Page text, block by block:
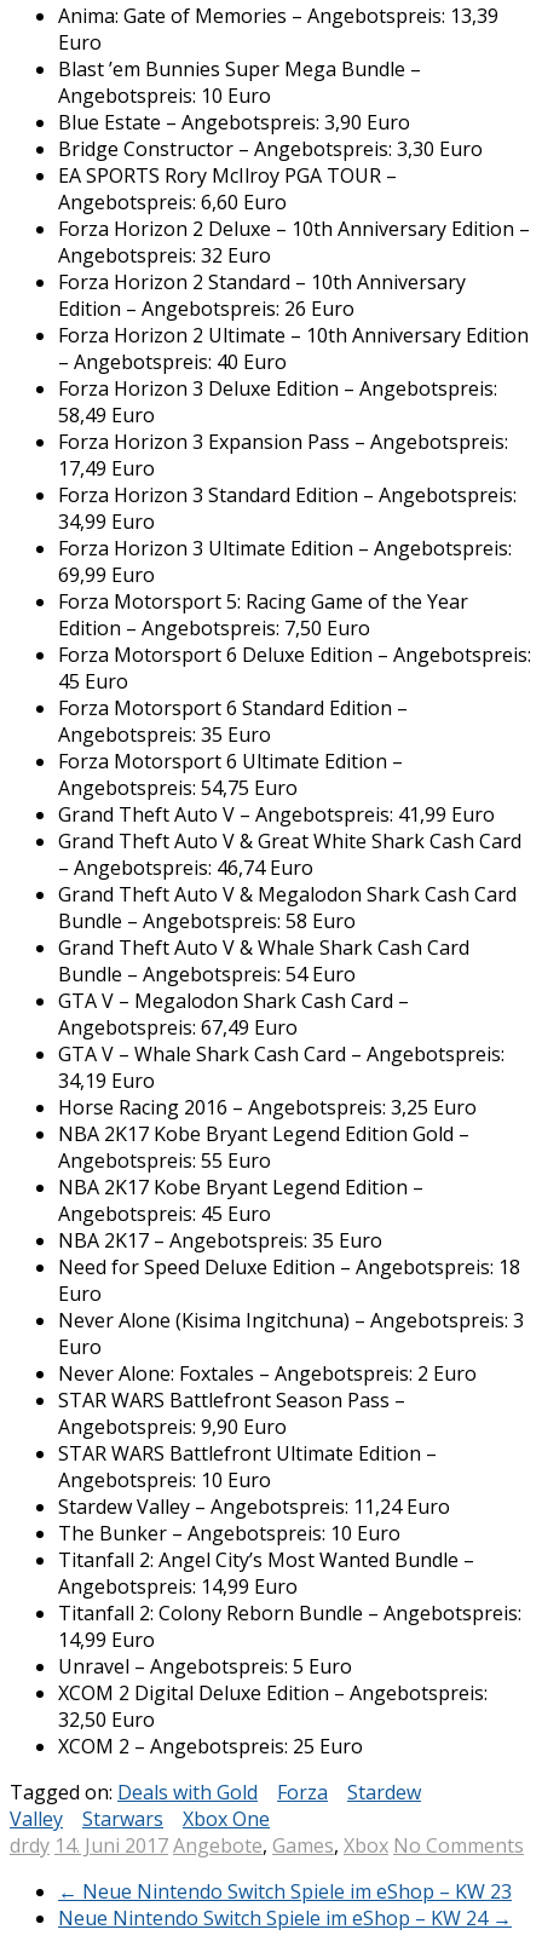
Anima: Gate of Memories – Angebotspreis: 13,39
Euro
Blast ’em Bunnies Super Mega Bundle –
Angebotspreis: 10 Euro
Blue Estate – Angebotspreis: 3,90 Euro
Bridge Constructor – Angebotspreis: 3,30 Euro
EA SPORTS Rory McIlroy PGA TOUR –
Angebotspreis: 6,60 Euro
Forza Horizon 2 Deluxe – 10th Anniversary Edition –
Angebotspreis: 32 Euro
Forza Horizon 2 Standard – 10th Anniversary
Edition – Angebotspreis: 26 Euro
Forza Horizon 2 Ultimate – 10th Anniversary Edition
– Angebotspreis: 40 Euro
Forza Horizon 3 Deluxe Edition – Angebotspreis:
58,49 Euro
Forza Horizon 3 Expansion Pass – Angebotspreis:
17,49 Euro
Forza Horizon 3 Standard Edition – Angebotspreis:
34,99 Euro
Forza Horizon 3 Ultimate Edition – Angebotspreis:
69,99 Euro
Forza Motorsport 5: Racing Game of the Year
Edition – Angebotspreis: 7,50 Euro
Forza Motorsport 6 Deluxe Edition – Angebotspreis:
45 Euro
Forza Motorsport 6 Standard Edition –
Angebotspreis: 35 Euro
Forza Motorsport 6 Ultimate Edition –
Angebotspreis: 54,75 Euro
Grand Theft Auto V – Angebotspreis: 41,99 Euro
Grand Theft Auto V & Great White Shark Cash Card
– Angebotspreis: 46,74 Euro
Grand Theft Auto V & Megalodon Shark Cash Card
Bundle – Angebotspreis: 58 Euro
Grand Theft Auto V & Whale Shark Cash Card
Bundle – Angebotspreis: 54 Euro
GTA V – Megalodon Shark Cash Card –
Angebotspreis: 67,49 Euro
GTA V – Whale Shark Cash Card – Angebotspreis:
34,19 Euro
Horse Racing 2016 – Angebotspreis: 3,25 Euro
NBA 2K17 Kobe Bryant Legend Edition Gold –
Angebotspreis: 55 Euro
NBA 2K17 Kobe Bryant Legend Edition –
Angebotspreis: 45 Euro
NBA 2K17 – Angebotspreis: 35 Euro
Need for Speed Deluxe Edition – Angebotspreis: 18
Euro
Never Alone (Kisima Ingitchuna) – Angebotspreis: 3
Euro
Never Alone: Foxtales – Angebotspreis: 2 Euro
STAR WARS Battlefront Season Pass –
Angebotspreis: 9,90 Euro
STAR WARS Battlefront Ultimate Edition –
Angebotspreis: 10 Euro
Stardew Valley – Angebotspreis: 11,24 Euro
The Bunker – Angebotspreis: 10 Euro
Titanfall 2: Angel City’s Most Wanted Bundle –
Angebotspreis: 14,99 Euro
Titanfall 2: Colony Reborn Bundle – Angebotspreis:
14,99 Euro
Unravel – Angebotspreis: 5 Euro
XCOM 2 Digital Deluxe Edition – Angebotspreis:
32,50 Euro
XCOM 2 – Angebotspreis: 25 Euro
Tagged on: Deals with Gold Forza
Stardew
Valley
Starwars
Xbox One
drdy 14. Juni 2017Angebote, Games, Xbox No Comments
← Neue Nintendo Switch Spiele im eShop – KW 23
Neue Nintendo Switch Spiele im eShop – KW 24 →